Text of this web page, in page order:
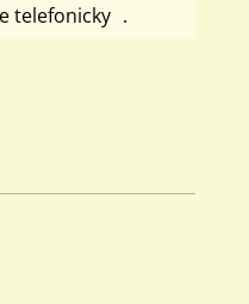
telefonicky .